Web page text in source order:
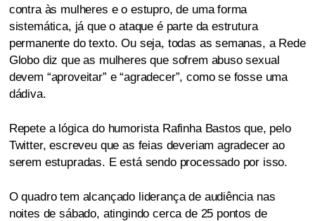
contra às mulheres e o estupro, de uma forma
sistemática, já que o ataque é parte da estrutura
permanente do texto. Ou seja, todas as semanas, a Rede
Globo diz que as mulheres que sofrem abuso sexual
devem “aproveitar” e “agradecer”, como se fosse uma
dádiva.
Repete a lógica do humorista Rafinha Bastos que, pelo
Twitter, escreveu que as feias deveriam agradecer ao
serem estupradas. E está sendo processado por isso.
O quadro tem alcançado liderança de audiência nas
noites de sábado, atingindo cerca de 25 pontos de